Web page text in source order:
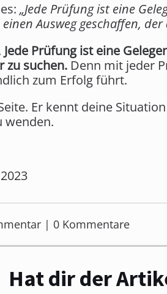
„Jede Prüfung ist eine
Ausweg geschaffen,
Jede Prüfung ist eine
zu suchen. Denn mit jeder
zum Erfolg führt.
Er kennt deine
wenden.
| 0 Kommentare
Hat dir der